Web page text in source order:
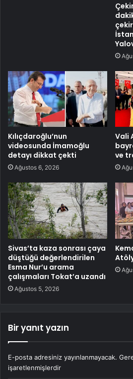
Kılıçdaroğlu’nun
videosunda İmamoğlu
detayı dikkat çekti
Ağustos 6, 2026
Vali
ve
Sivas’ta kaza sonrası çaya
düştüğü değerlendirilen
Esma Nur’u arama
çalışmaları Tokat’a uzandı
Ağustos 5, 2026
Bir yanıt yazın
E-posta adresiniz yayınlanmayacak.
işaretlenmişlerdir